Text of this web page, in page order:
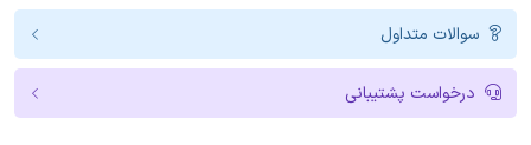
سوالات متداول
درخواست پشتیبانی